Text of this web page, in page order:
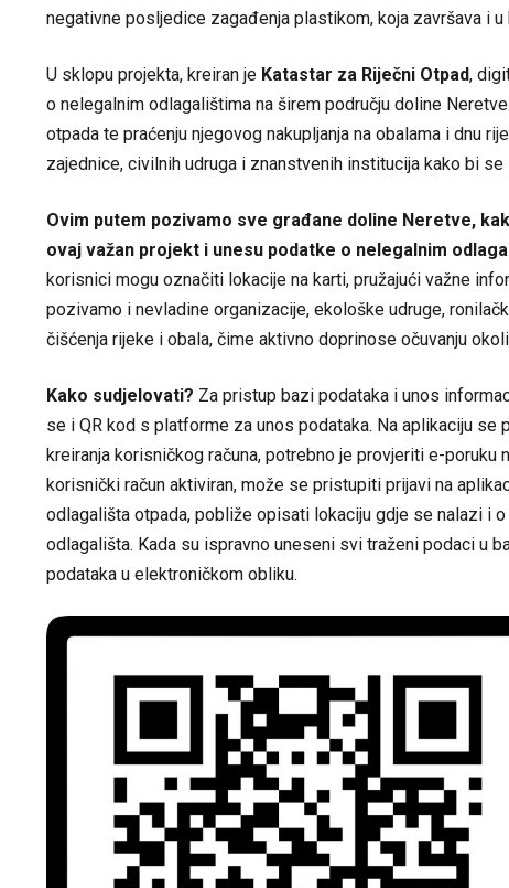
negativne posljedice zagađenja plastikom, koja završava i u
U sklopu projekta, kreiran je Katastar za Riječni Otpad,
o nelegalnim odlagalištima na širem području doline
otpada te praćenju njegovog nakupljanja na obalama i dnu
zajednice, civilnih udruga i znanstvenih institucija kako bi
Ovim putem pozivamo sve građane doline Neretve,
ovaj važan projekt i unesu podatke o nelegalnim
korisnici mogu označiti lokacije na karti, pružajući važne
pozivamo i nevladine organizacije, ekološke udruge,
čišćenja rijeke i obala, čime aktivno doprinose očuvanju
Kako sudjelovati? Za pristup bazi podataka i unos
se i QR kod s platforme za unos podataka. Na aplikaciju
kreiranja korisničkog računa, potrebno je provjeriti e-
korisnički račun aktiviran, može se pristupiti prijavi na
odlagališta otpada, pobliže opisati lokaciju gdje se nalazi i
odlagališta. Kada su ispravno uneseni svi traženi podaci u
podataka u elektroničkom obliku.